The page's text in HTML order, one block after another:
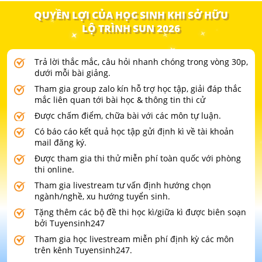
QUYỀN LỢI CỦA HỌC SINH KHI SỞ HỮU
LỘ TRÌNH SUN 2026
Trả lời thắc mắc, câu hỏi nhanh chóng trong vòng 30p,
dưới mỗi bài giảng.
Tham gia group zalo kín hỗ trợ học tập, giải đáp thắc
mắc liên quan tới bài học & thông tin thi cử
Được chấm điểm, chữa bài với các môn tự luận.
Có báo cáo kết quả học tập gửi định kì về tài khoản
mail đăng ký.
Được tham gia thi thử miễn phí toàn quốc với phòng
thi online.
Tham gia livestream tư vấn định hướng chọn
ngành/nghề, xu hướng tuyển sinh.
Tặng thêm các bộ đề thi học kì/giữa kì được biên soạn
bởi Tuyensinh247
Tham gia học livestream miễn phí định kỳ các môn
trên kênh Tuyensinh247.